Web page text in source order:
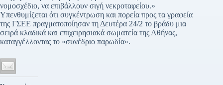
νομοσχέδιο, να επιβάλλουν σιγή νεκροταφείου.»
Υπενθυμίζεται ότι συγκέντρωση και πορεία προς τα γραφεία
της ΓΣΕΕ πραγματοποίησαν τη Δευτέρα 24/2 το βράδυ μια
σειρά κλαδικά και επιχειρησιακά σωματεία της Αθήνας,
καταγγέλλοντας το «συνέδριο παρωδία».